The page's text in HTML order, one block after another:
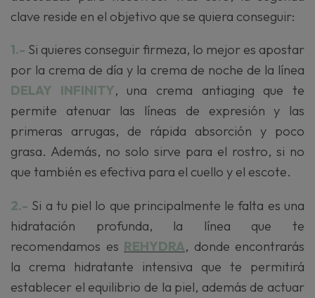
clave reside en el objetivo que se quiera conseguir:
1.- Si quieres conseguir firmeza, lo mejor es apostar
por la crema de día y la crema de noche de la línea
DELAY INFINITY, una crema antiaging que te
permite atenuar las líneas de expresión y las
primeras arrugas, de rápida absorción y poco
grasa. Además, no solo sirve para el rostro, si no
que también es efectiva para el cuello y el escote.
2.- Si a tu piel lo que principalmente le falta es una
hidratación profunda, la línea que te
recomendamos es REHYDRA, donde encontrarás
la crema hidratante intensiva que te permitirá
establecer el equilibrio de la piel, además de actuar